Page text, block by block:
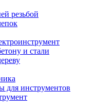
резьбой
и стали
для инструментов